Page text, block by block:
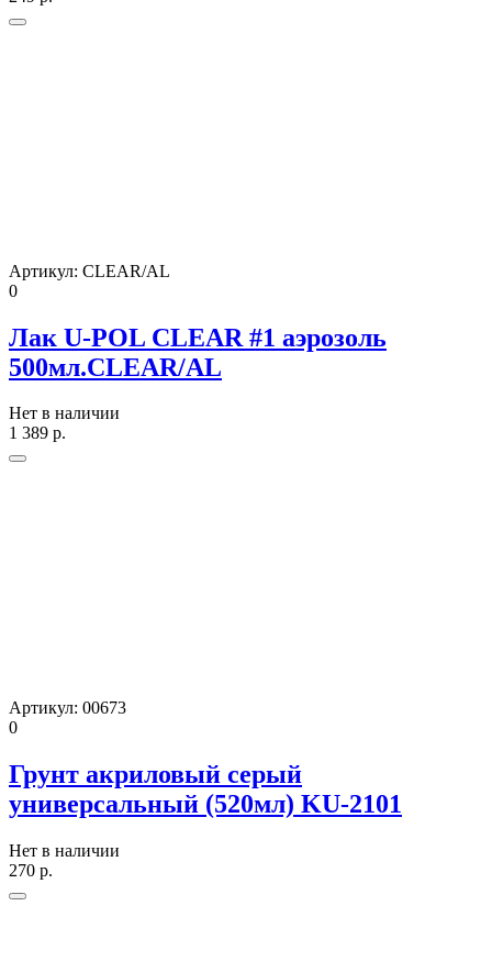
Артикул: CLEAR/AL
0
Лак U-POL CLEAR #1 аэрозоль
500мл.CLEAR/AL
Нет в наличии
1 389 р.
Артикул: 00673
0
Грунт акриловый серый
универсальный (520мл) KU-2101
Нет в наличии
270 р.